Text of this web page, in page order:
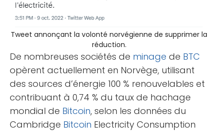
Tweet annonçant la volonté norvégienne de supprimer la
réduction.
De nombreuses sociétés de minage de BTC
opèrent actuellement en Norvège, utilisant
des sources d’énergie 100 % renouvelables et
contribuant à 0,74 % du taux de hachage
mondial de Bitcoin, selon les données du
Cambridge Bitcoin Electricity Consumption